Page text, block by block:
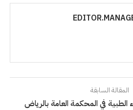
المقالة السابقة
الطبية في المحكمة العامة بالرياض